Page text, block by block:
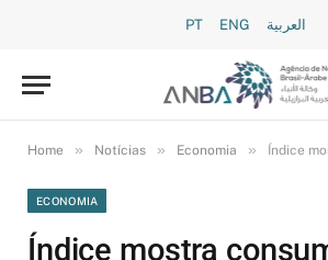
PT ENG العربية
Home » Notícias » Economia » Índice mostra
ECONOMIA
Índice mostra